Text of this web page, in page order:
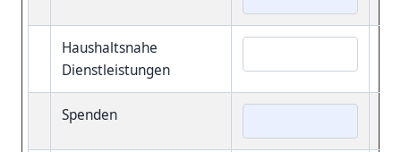
Haushaltsnahe
Dienstleistungen
Spenden